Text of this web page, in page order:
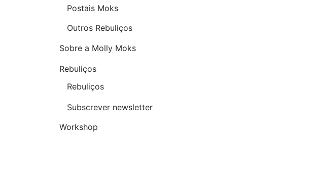
Postais Moks
Outros Rebuliços
Sobre a Molly Moks
Rebuliços
Rebuliços
Subscrever newsletter
Workshop